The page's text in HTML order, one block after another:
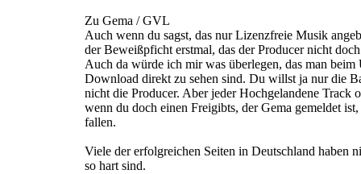
Zu Gema / GVL
Auch wenn du sagst, das nur Lizenzfreie Musik
der Beweißpficht erstmal, das der Producer nicht
Auch da würde ich mir was überlegen, das man
Download direkt zu sehen sind. Du willst ja nur die
nicht die Producer. Aber jeder Hochgelandene Track
wenn du doch einen Freigibts, der Gema gemeldet
fallen.
Viele der erfolgreichen Seiten in Deutschland haben
so hart sind.